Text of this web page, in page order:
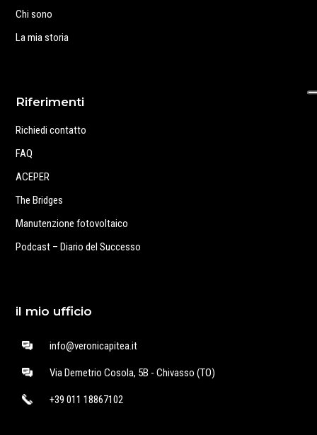
Chi sono
La mia storia
Riferimenti
Richiedi contatto
FAQ
ACEPER
The Bridges
Manutenzione fotovoltaico
Podcast – Diario del Successo
il mio ufficio
info@veronicapitea.it
Via Demetrio Cosola, 5B - Chivasso (TO)
+39 011 18867102